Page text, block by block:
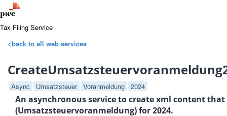
Tax Filing Service
<back to all web services
Async Umsatzsteuer Voranmeldung 2024
An asynchronous service to create xml content
(Umsatzsteuervoranmeldung) for 2024.